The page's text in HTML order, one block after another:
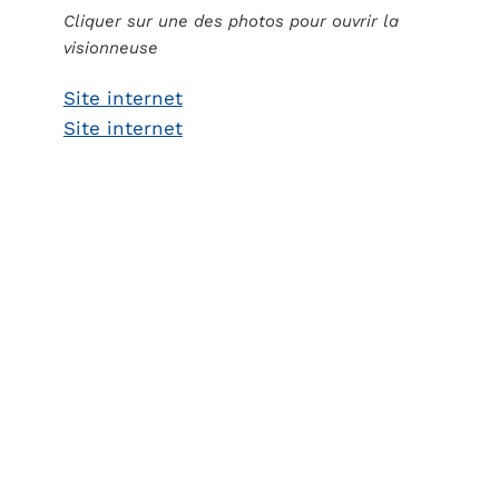
Cliquer sur une des photos pour ouvrir la
visionneuse
Site internet
Site internet